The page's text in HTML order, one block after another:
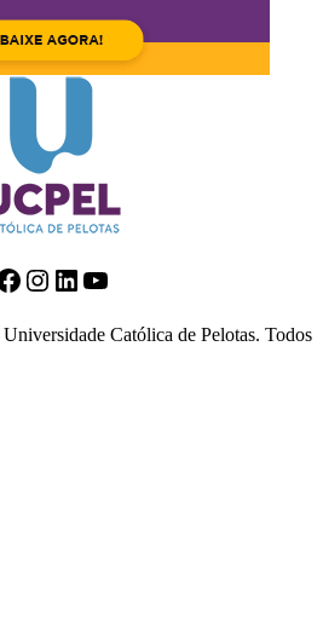
Instagram
LinkedIn
Youtube
Católica de Pelotas. Todos